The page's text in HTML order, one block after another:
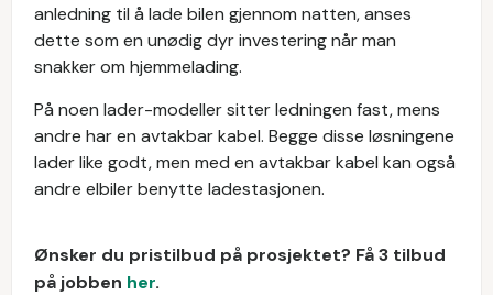
anledning til å lade bilen gjennom natten, anses
dette som en unødig dyr investering når man
snakker om hjemmelading.
På noen lader-modeller sitter ledningen fast, mens
andre har en avtakbar kabel. Begge disse løsningene
lader like godt, men med en avtakbar kabel kan også
andre elbiler benytte ladestasjonen.
Ønsker du pristilbud på prosjektet? Få 3 tilbud
på jobben her.